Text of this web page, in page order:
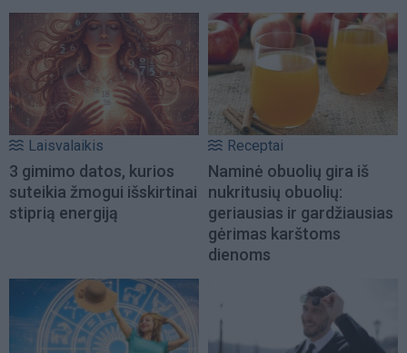
Laisvalaikis
3 gimimo datos, kurios
suteikia žmogui išskirtinai
stiprią energiją
Receptai
Naminė obuolių gira iš
nukritusių obuolių:
geriausias ir gardžiausias
gėrimas karštoms
dienoms